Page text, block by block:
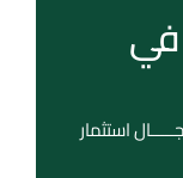
استثمار